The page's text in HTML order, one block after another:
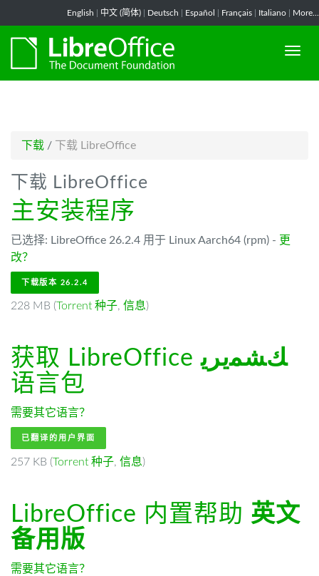
English 中文 (简体) Deutsch Español Français Italiano More...
下载 / 下载 LibreOffice
下载 LibreOffice
主安装程序
已选择: LibreOffice 26.2.4 用于 Linux Aarch64 (rpm) - 更
改？
下载版本 26.2.4
228 MB (Torrent 种子, 信息)
获取 LibreOfficeﻚﺸﻤﻳﺮﻳ
语言包
需要其它语言？
已翻译的用户界面
257 KB (Torrent 种子, 信息)
LibreOffice 内置帮助 英文
备用版
需要其它语言？